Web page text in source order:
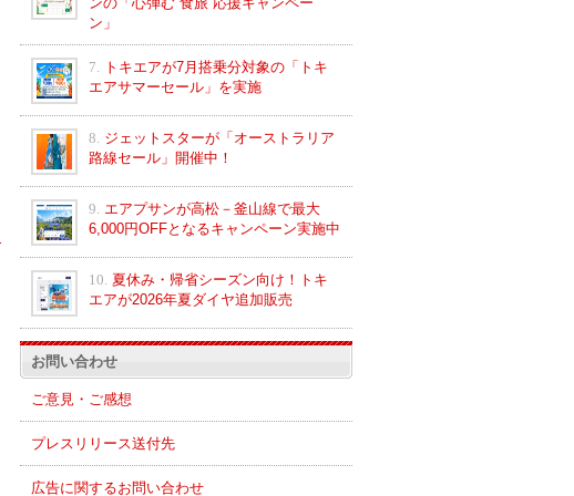
ン」
7.
トキエアが7月搭乗分対象の「トキ
エアサマーセール」を実施
8. ジェットスターが「オーストラリア
路線セール」開催中！
9. エアプサンが高松－釜山線で最大
6,000円OFFとなるキャンペーン実施中
10. 夏休み・帰省シーズン向け！トキ
エアが2026年夏ダイヤ追加販売
お問い合わせ
ご意見・ご感想
プレスリリース送付先
広告に関するお問い合わせ